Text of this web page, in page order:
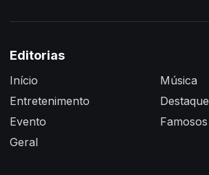
Editorias
Início
Entretenimento
Evento
Geral
Música
Destaque
Famosos